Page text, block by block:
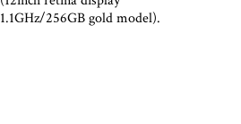
1.1GHz/256GB gold model).